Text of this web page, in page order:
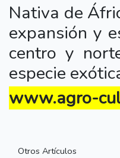
Nativa de
expansión y
centro y
especie
www.agro-
Otros Artículos